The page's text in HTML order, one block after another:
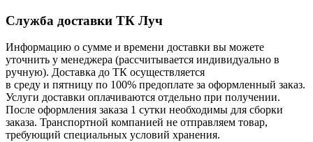
Служба доставки ТК Луч
Информацию о сумме и времени доставки вы можете
уточнить у менеджера (рассчитывается индивидуально в
ручную). Доставка до ТК осуществляется
в среду и пятницу по 100% предоплате за оформленный заказ.
Услуги доставки оплачиваются отдельно при получении.
После оформления заказа 1 сутки необходимы для сборки
заказа. Транспортной компанией не отправляем товар,
требующий специальных условий хранения.